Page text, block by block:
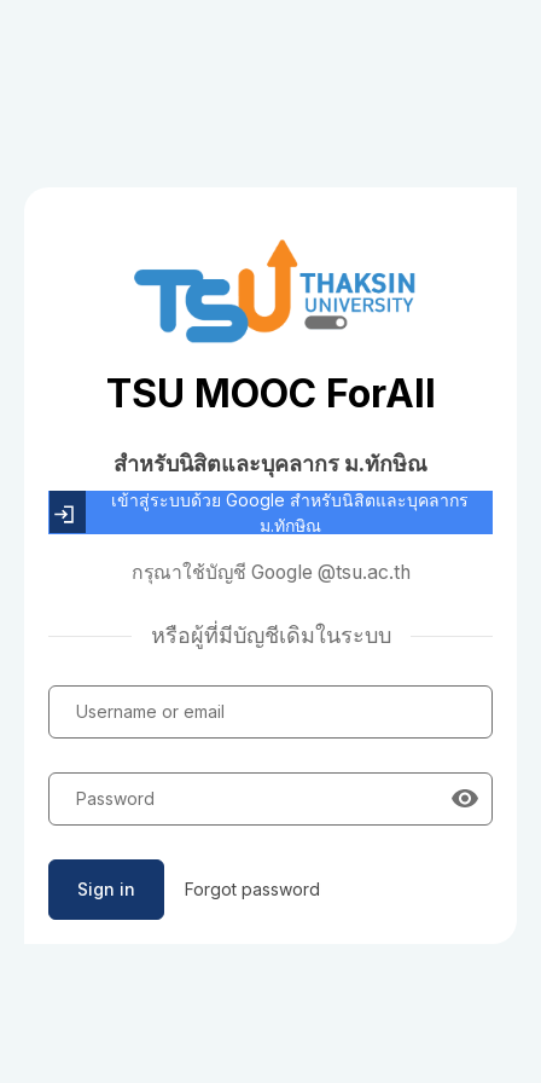
TSU MOOC ForAll
สำหรับนิสิตและบุคลากร ม.ทักษิณ
เข้าสู่ระบบด้วย Google สำหรับนิสิตและบุคลากร
ม.ทักษิณ
กรุณาใช้บัญชี Google @tsu.ac.th
หรือผู้ที่มีบัญชีเดิมในระบบ
Username or email
Password
Sign in Forgot password